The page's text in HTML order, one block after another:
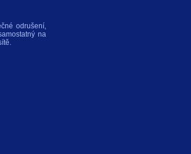
odrušení,
na